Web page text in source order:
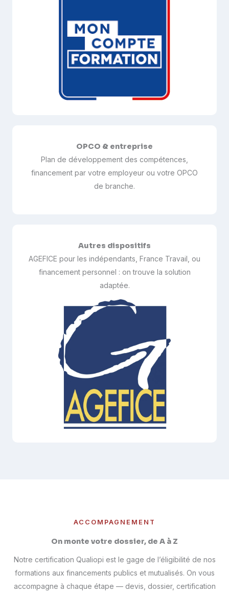
OPCO & entreprise
Plan de développement des compétences,
financement par votre employeur ou votre OPCO
de branche.
Autres dispositifs
AGEFICE pour les indépendants, France Travail, ou
financement personnel : on trouve la solution
adaptée.
ACCOMPAGNEMENT
On monte votre dossier, de A à Z
Notre certification Qualiopi est le gage de l’éligibilité de nos
formations aux financements publics et mutualisés. On vous
accompagne à chaque étape — devis, dossier, certification